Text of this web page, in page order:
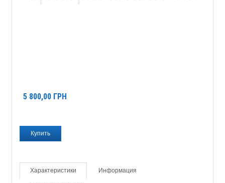
5 800,00 ГРН
Характеристики Информация